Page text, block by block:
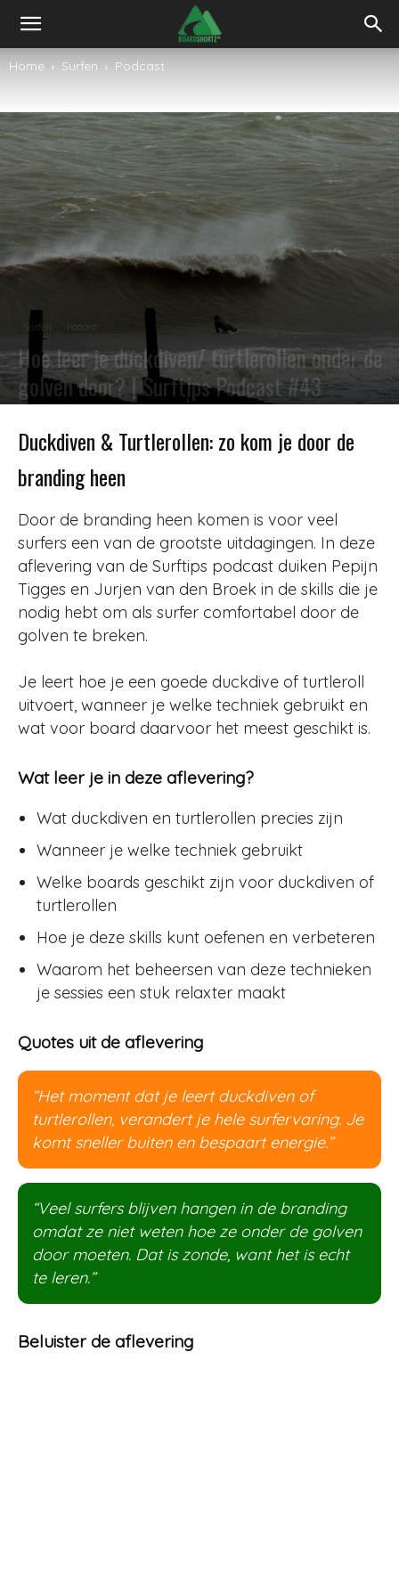
Home Surfen Podcast
Surfen Podcast
Hoe leer je duckdiven/ turtlerollen onder de
golven door? | Surftips Podcast #43
Duckdiven & Turtlerollen: zo kom je door de
branding heen
Door de branding heen komen is voor veel
surfers een van de grootste uitdagingen. In deze
aflevering van de Surftips podcast duiken Pepijn
Tigges en Jurjen van den Broek in de skills die je
nodig hebt om als surfer comfortabel door de
golven te breken.
Je leert hoe je een goede duckdive of turtleroll
uitvoert, wanneer je welke techniek gebruikt en
wat voor board daarvoor het meest geschikt is.
Wat leer je in deze aflevering?
Wat duckdiven en turtlerollen precies zijn
Wanneer je welke techniek gebruikt
Welke boards geschikt zijn voor duckdiven of
turtlerollen
Hoe je deze skills kunt oefenen en verbeteren
Waarom het beheersen van deze technieken
je sessies een stuk relaxter maakt
Quotes uit de aflevering
“Het moment dat je leert duckdiven of
turtlerollen, verandert je hele surfervaring. Je
komt sneller buiten en bespaart energie.”
“Veel surfers blijven hangen in de branding
omdat ze niet weten hoe ze onder de golven
door moeten. Dat is zonde, want het is echt
te leren.”
Beluister de aflevering